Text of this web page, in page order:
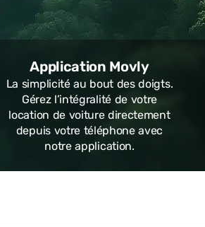
Application Movly
La simplicité au bout des doigts.
Gérez l’intégralité de votre
location de voiture directement
depuis votre téléphone avec
notre application.